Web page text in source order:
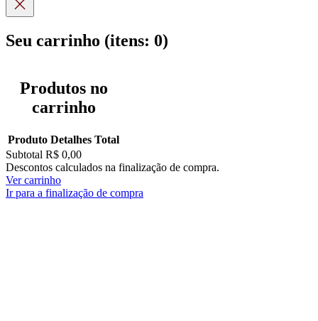
Seu carrinho (itens: 0)
Produtos no
carrinho
Produto Detalhes Total
Subtotal R$ 0,00
Descontos calculados na finalização de compra.
Ver carrinho
Ir para a finalização de compra